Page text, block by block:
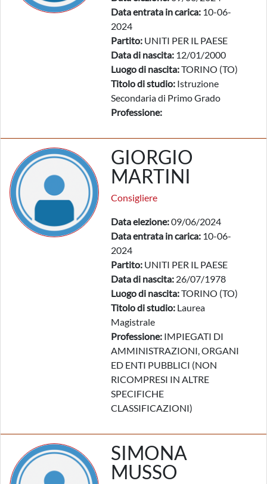
Data entrata in carica: 10-06-
2024
Partito: UNITI PER IL PAESE
Data di nascita: 12/01/2000
Luogo di nascita:TORINO (TO)
Titolo di studio: Istruzione
Secondaria di Primo Grado
Professione:
GIORGIO
MARTINI
Consigliere
Data elezione:09/06/2024
Data entrata in carica: 10-06-
2024
Partito: UNITI PER IL PAESE
Data di nascita: 26/07/1978
Luogo di nascita:TORINO (TO)
Titolo di studio: Laurea
Magistrale
Professione: IMPIEGATI DI
AMMINISTRAZIONI, ORGANI
ED ENTI PUBBLICI (NON
RICOMPRESI IN ALTRE
SPECIFICHE
CLASSIFICAZIONI)
SIMONA
MUSSO